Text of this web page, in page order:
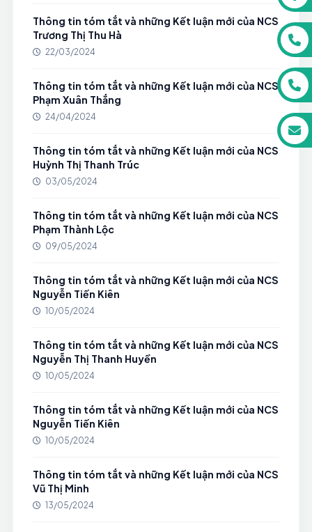
Thông tin tóm tắt và những Kết luận mới của NCS
Trương Thị Thu Hà
22/03/2024
Thông tin tóm tắt và những Kết luận mới của NCS
Phạm Xuân Thắng
24/04/2024
Thông tin tóm tắt và những Kết luận mới của NCS
Huỳnh Thị Thanh Trúc
03/05/2024
Thông tin tóm tắt và những Kết luận mới của NCS
Phạm Thành Lộc
09/05/2024
Thông tin tóm tắt và những Kết luận mới của NCS
Nguyễn Tiến Kiên
10/05/2024
Thông tin tóm tắt và những Kết luận mới của NCS
Nguyễn Thị Thanh Huyền
10/05/2024
Thông tin tóm tắt và những Kết luận mới của NCS
Nguyễn Tiến Kiên
10/05/2024
Thông tin tóm tắt và những Kết luận mới của NCS
Vũ Thị Minh
13/05/2024